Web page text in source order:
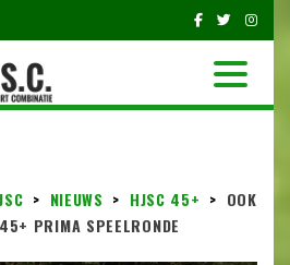
> NIEUWS > HJSC 45+ > OOK
PRIMA SPEELRONDE